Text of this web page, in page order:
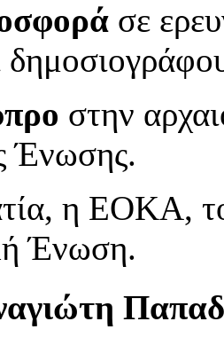
σε
στην
Ένωσης.
η ΕΟΚΑ,
Ένωση.